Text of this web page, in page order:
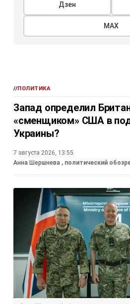
Дзен
МАХ
//ПОЛИТИКА
Запад определил
«сменщиком» США в
Украины?
7 августа 2026, 13:55
Анна Шершнева , политический